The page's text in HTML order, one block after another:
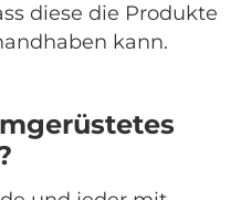
diese die Produkte
kann.